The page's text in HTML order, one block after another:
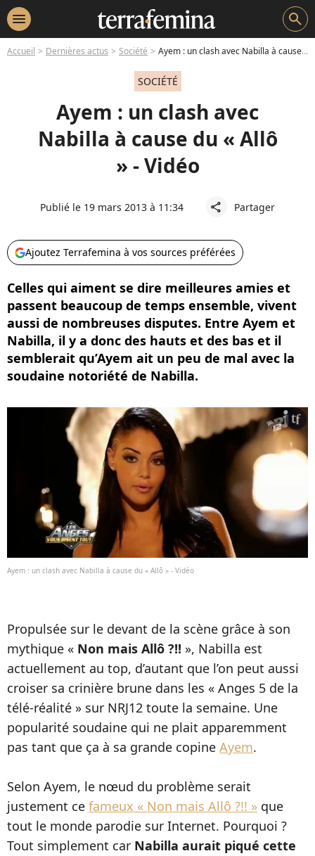
menu search
Accueil Dernières actus Société Ayem : un clash avec Nabilla à cause du « Allô » - Vidéo
SOCIÉTÉ
Ayem : un clash avec
Nabilla à cause du « Allô
» - Vidéo
Publié le 19 mars 2013 à 11:34 share Partager
Ajoutez Terrafemina à vos sources préférées
Celles qui aiment se dire meilleures amies et
passent beaucoup de temps ensemble, vivent
aussi de nombreuses disputes. Entre Ayem et
Nabilla, il y a donc des hauts et des bas et il
semblerait qu’Ayem ait un peu de mal avec la
soudaine notoriété de Nabilla.
Ayem : un clash avec Nabilla à cause du « Allô » - Vidéo
Propulsée sur le devant de la scène grâce à son
mythique « Non mais Allô ?!! », Nabilla est
actuellement au top, d’autant que l’on peut aussi
croiser sa crinière brune dans les « Anges 5 de la
télé-réalité » sur NRJ12 toute la semaine. Une
popularité soudaine qui ne plait apparemment
pas tant que ça à sa grande copine Ayem.
Selon Ayem, le nœud du problème serait
justement ce fameux « Non mais Allô ?!! » que
tout le monde parodie sur Internet. Pourquoi ?
Tout simplement car Nabilla aurait piqué cette